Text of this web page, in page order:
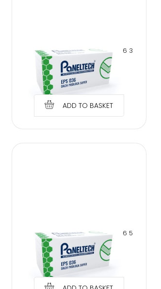
PANELTECH POLYSTYRENE EPS 036 3
CM ROOF FLOOR SUPER
€1.04
ADD TO BASKET
PANELTECH POLYSTYRENE EPS 036 5
CM ROOF FLOOR SUPER
€1.97